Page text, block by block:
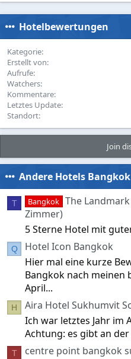
c
t
i
n
s
:
Hotelbewertungen
Kategorie
Erstellt von
Aufrufe
Watchers
Kommentare
Letztes Update
Standort
Join
Andere Hotels Bangkok
T Bangkok The
Zimmer)
5 Sterne Hotel mit
Q
Hotel Icon Bangkok
Hier mal eine kurze
Bangkok nach meinen
April...
H
Aira Hotel Sukhumvit
Ich war letztes Jahr im
Achtung: es gibt an
T
centre point bangkok